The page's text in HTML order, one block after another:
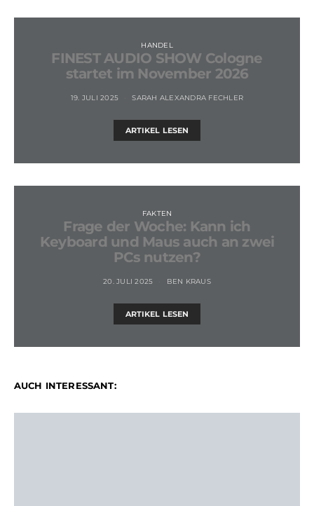
HANDEL
FINEST AUDIO SHOW Cologne
startet im November 2026
19. JULI 2025 SARAH ALEXANDRA FECHLER
ARTIKEL LESEN
FAKTEN
Frage der Woche: Kann ich
Keyboard und Maus auch an zwei
PCs nutzen?
20. JULI 2025 BEN KRAUS
ARTIKEL LESEN
AUCH INTERESSANT: